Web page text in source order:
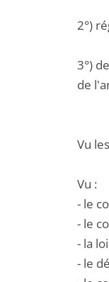
2°)
3°)
de
Vu
Vu :
- le
- le
- la
- le